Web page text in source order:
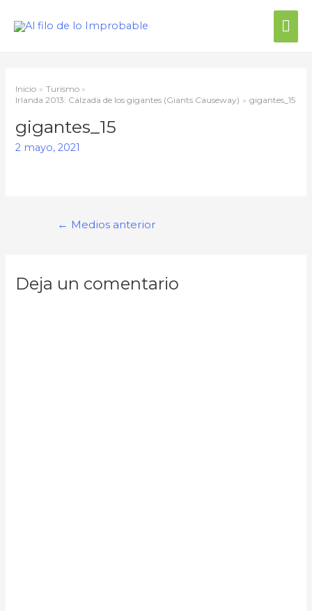
Inicio
Turismo
Irlanda 2013: Calzada de los gigantes (Giants Causeway)
gigantes_15
gigantes_15
2 mayo, 2021
← Medios anterior
Deja un comentario